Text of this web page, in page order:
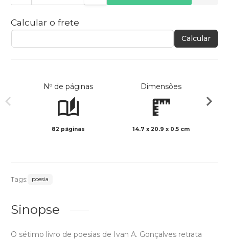
Calcular o frete
Calcular
Nº de páginas
82 páginas
Dimensões
14.7 x 20.9 x 0.5 cm
Tags: poesia
Sinopse
O sétimo livro de poesias de Ivan A. Gonçalves retrata